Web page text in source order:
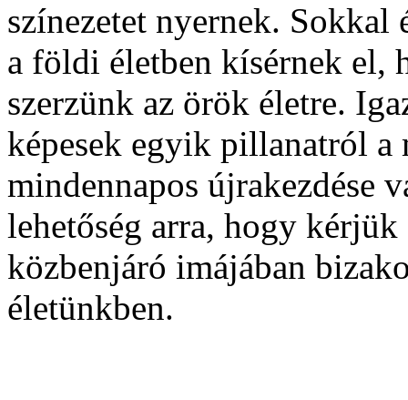
színezetet nyernek. Sokkal
a földi életben kísérnek el,
szerzünk az örök életre.
képesek egyik pillanatról
mindennapos újrakezdése
lehetőség arra, hogy kérjük
közbenjáró imájában
életünkben.